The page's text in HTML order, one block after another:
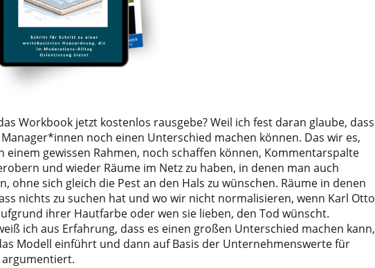
Workbook jetzt kostenlos rausgebe? Weil ich fest daran glaube, dass
noch einen Unterschied machen können. Das wir es,
einem gewissen Rahmen, noch schaffen können, Kommentarspalte
und wieder Räume im Netz zu haben, in denen man auch
ohne sich gleich die Pest an den Hals zu wünschen. Räume in denen
nichts zu suchen hat und wo wir nicht normalisieren, wenn Karl Otto
ihrer Hautfarbe oder wen sie lieben, den Tod wünscht.
ich aus Erfahrung, dass es einen großen Unterschied machen kann,
Modell einführt und dann auf Basis der Unternehmenswerte für
argumentiert.